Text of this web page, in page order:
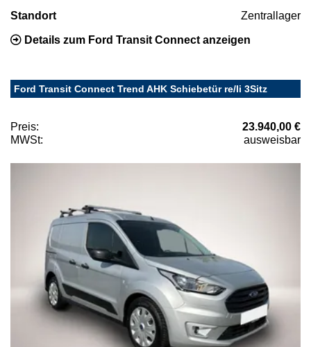
Standort Zentrallager
Details zum Ford Transit Connect anzeigen
Ford Transit Connect Trend AHK Schiebetür re/li 3Sitz
Preis:
23.940,00 €
MWSt:
ausweisbar